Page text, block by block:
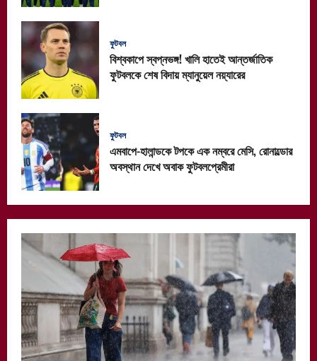
ফুটবল
বিশ্বকাপে স্বপ্নভঙ্গ! খালি হাতেই আন্তর্জাতিক
ফুটবলকে শেষ বিদায় ম্যানুয়েল নয়্যারের
ফুটবল
এমবাপে-হালান্ডকে টপকে এক নম্বরে মেসি, রোনাল্ডোর
অবস্থান দেখে অবাক ফুটবলপ্রেমীরা